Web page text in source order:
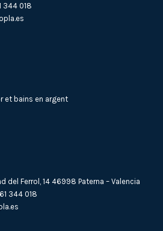
344 018
et bains en argent
del Ferrol, 14 46998 Paterna – Valencia
344 018